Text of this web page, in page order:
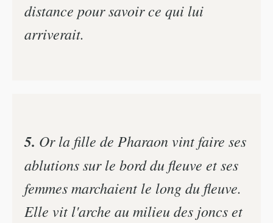
distance pour savoir ce qui lui
arriverait.
5. Or la fille de Pharaon vint faire ses
ablutions sur le bord du fleuve et ses
femmes marchaient le long du fleuve.
Elle vit l'arche au milieu des joncs et